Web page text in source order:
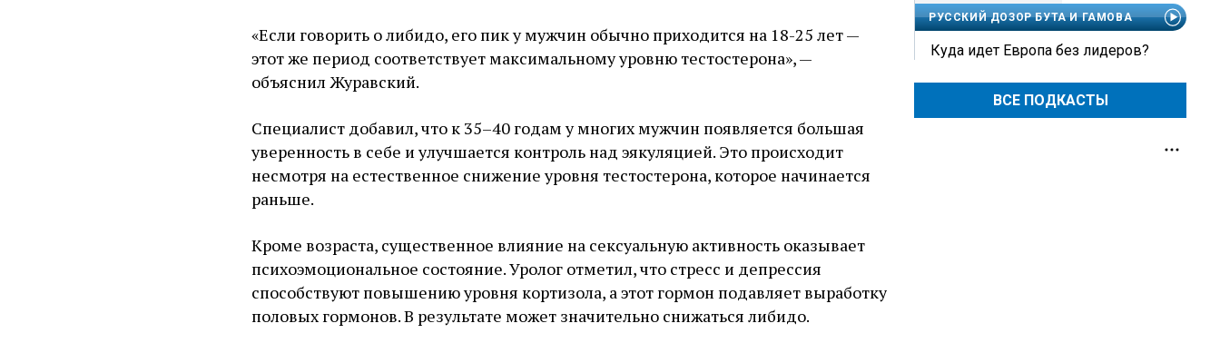
«Если говорить о либидо, его пик у мужчин обычно приходится на 18-25 лет —
этот же период соответствует максимальному уровню тестостерона», —
объяснил Журавский.
Специалист добавил, что к 35–40 годам у многих мужчин появляется большая
уверенность в себе и улучшается контроль над эякуляцией. Это происходит
несмотря на естественное снижение уровня тестостерона, которое начинается
раньше.
Кроме возраста, существенное влияние на сексуальную активность оказывает
психоэмоциональное состояние. Уролог отметил, что стресс и депрессия
способствуют повышению уровня кортизола, а этот гормон подавляет выработку
половых гормонов. В результате может значительно снижаться либидо.
РУССКИЙ ДОЗОР БУТА И ГАМОВА
Куда идет Европа без лидеров?
ВСЕ ПОДКАСТЫ